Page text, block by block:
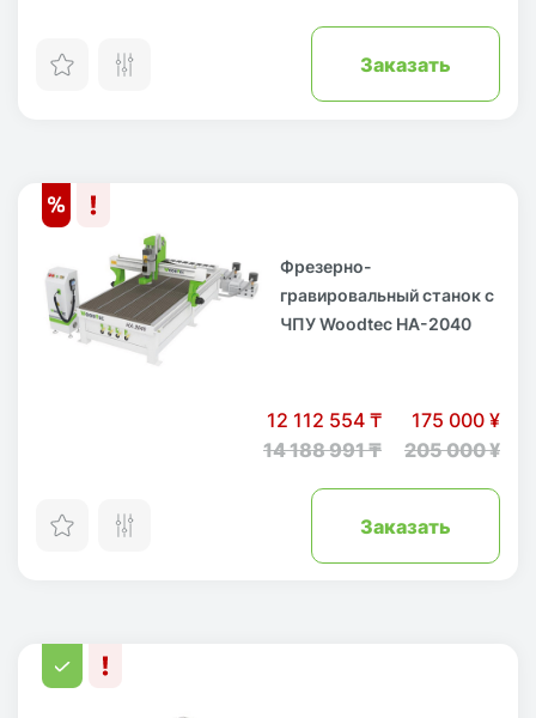
Заказать
Фрезерно-
гравировальный станок с
ЧПУ Woodtec HA-2040
12 112 554 ₸
14 188 991 ₸
175 000 ¥
205 000 ¥
Заказать